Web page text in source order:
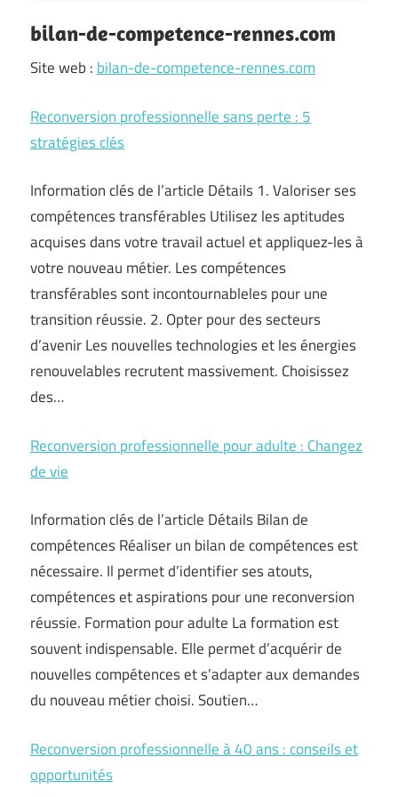
bilan-de-competence-rennes.com
Site web :bilan-de-competence-rennes.com
Reconversion professionnelle sans perte : 5
stratégies clés
Information clés de l’article Détails 1. Valoriser ses
compétences transférables Utilisez les aptitudes
acquises dans votre travail actuel et appliquez-les à
votre nouveau métier. Les compétences
transférables sont incontournableles pour une
transition réussie. 2. Opter pour des secteurs
d’avenir Les nouvelles technologies et les énergies
renouvelables recrutent massivement. Choisissez
des…
Reconversion professionnelle pour adulte : Changez
de vie
Information clés de l’article Détails Bilan de
compétences Réaliser un bilan de compétences est
nécessaire. Il permet d’identifier ses atouts,
compétences et aspirations pour une reconversion
réussie. Formation pour adulte La formation est
souvent indispensable. Elle permet d’acquérir de
nouvelles compétences et s’adapter aux demandes
du nouveau métier choisi. Soutien…
Reconversion professionnelle à 40 ans : conseils et
opportunités